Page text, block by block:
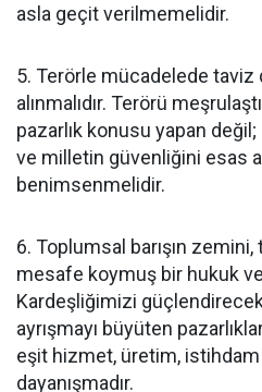
asla geçit verilmemelidir.
5. Terörle mücadelede taviz
alınmalıdır. Terörü
pazarlık konusu yapan
ve milletin güvenliğini esas
benimsenmelidir.
6. Toplumsal barışın
mesafe koymuş bir hukuk
Kardeşliğimizi
ayrışmayı büyüten
eşit hizmet, üretim,
dayanışmadır.